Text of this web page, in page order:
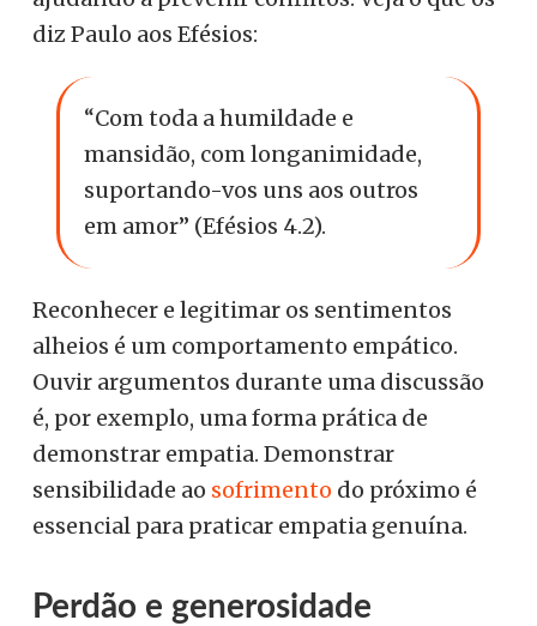
diz Paulo aos Efésios:
“Com toda a humildade e
mansidão, com longanimidade,
suportando-vos uns aos outros
em amor” (Efésios 4.2).
Reconhecer e legitimar os sentimentos
alheios é um comportamento empático.
Ouvir argumentos durante uma discussão
é, por exemplo, uma forma prática de
demonstrar empatia. Demonstrar
sensibilidade ao sofrimento do próximo é
essencial para praticar empatia genuína.
Perdão e generosidade